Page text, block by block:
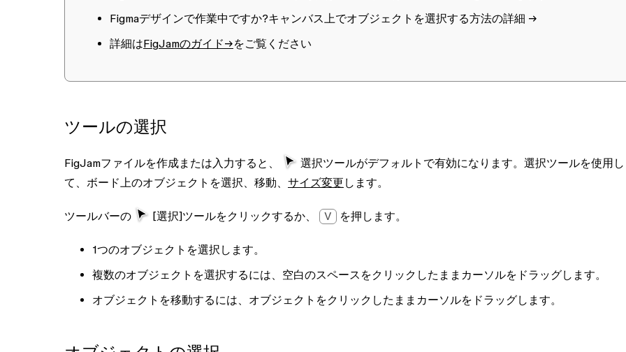
Figmaデザインで作業中ですか?キャンバス上でオブジェクトを選択する方法の詳細 →
詳細はFigJamのガイド→をご覧ください
ツールの選択
FigJamファイルを作成または入力すると、 選択ツールがデフォルトで有効になります。 選択ツールを使用し
て、ボード上のオブジェクトを選択、移動、 サイズ変更 します。
ツールバーの [選択]ツールをクリックするか、 V を押します。
1つのオブジェクトを選択します。
複数のオブジェクトを選択するには、空白のスペースをクリックしたままカーソルをドラッグします。
オブジェクトを移動するには、オブジェクトをクリックしたままカーソルをドラッグします。